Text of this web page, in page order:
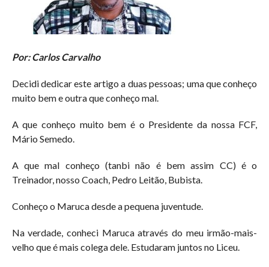
Por: Carlos Carvalho
Decidi dedicar este artigo a duas pessoas; uma que conheço
muito bem e outra que conheço mal.
A que conheço muito bem é o Presidente da nossa FCF,
Mário Semedo.
A que mal conheço (tanbi não é bem assim CC) é o
Treinador, nosso Coach, Pedro Leitão, Bubista.
Conheço o Maruca desde a pequena juventude.
Na verdade, conheci Maruca através do meu irmão-mais-
velho que é mais colega dele. Estudaram juntos no Liceu.